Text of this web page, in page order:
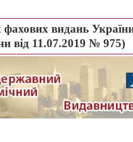
видань
від 11.07.2019 № 975)